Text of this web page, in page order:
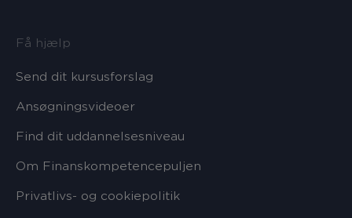
Få hjælp
Send dit kursusforslag
Ansøgningsvideoer
Find dit uddannelsesniveau
Om Finanskompetencepuljen
Privatlivs- og cookiepolitik